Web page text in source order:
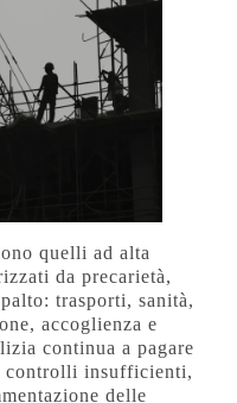
quelli ad alta
da precarietà,
trasporti, sanità,
accoglienza e
continua a pagare
controlli insufficienti,
delle